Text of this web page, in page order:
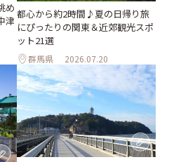
め
津
都心から約2時間♪夏の日帰り旅
にぴったりの関東＆近郊観光スポ
ット21選
群馬県 2026.07.20